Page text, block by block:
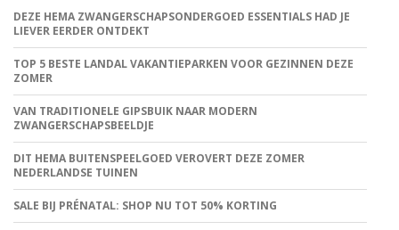
DEZE HEMA ZWANGERSCHAPSONDERGOED ESSENTIALS HAD JE
LIEVER EERDER ONTDEKT
TOP 5 BESTE LANDAL VAKANTIEPARKEN VOOR GEZINNEN DEZE
ZOMER
VAN TRADITIONELE GIPSBUIK NAAR MODERN
ZWANGERSCHAPSBEELDJE
DIT HEMA BUITENSPEELGOED VEROVERT DEZE ZOMER
NEDERLANDSE TUINEN
SALE BIJ PRÉNATAL: SHOP NU TOT 50% KORTING